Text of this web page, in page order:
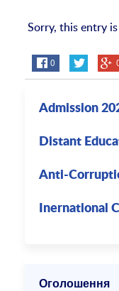
Sorry, this entry
0
Admission
Distant
Anti-
Inernational
Оголошення